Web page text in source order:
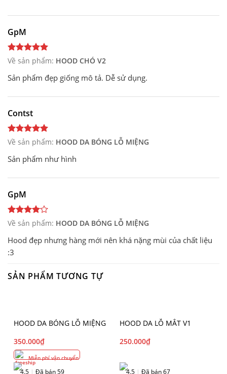
GpM
Về sản phẩm: HOOD CHÓ V2
Sản phẩm đẹp giống mô tả. Dễ sử dụng.
Contst
Về sản phẩm: HOOD DA BÓNG LỖ MIỆNG
Sản phẩm như hình
GpM
Về sản phẩm: HOOD DA BÓNG LỖ MIỆNG
Hood đẹp nhưng hàng mới nên khá nặng mùi của chất liệu
:3
SẢN PHẨM TƯƠNG TỰ
HOOD DA BÓNG LỖ MIỆNG
350.000₫
Miễn phí vận chuyển
4.5 | Đã bán 59
HOOD DA LỖ MẮT V1
250.000₫
4.5 | Đã bán 67